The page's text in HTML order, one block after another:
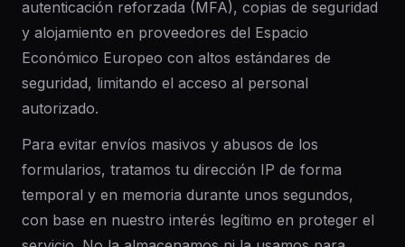
autenticación reforzada (MFA), copias de seguridad
y alojamiento en proveedores del Espacio
Económico Europeo con altos estándares de
seguridad, limitando el acceso al personal
autorizado.
Para evitar envíos masivos y abusos de los
formularios, tratamos tu dirección IP de forma
temporal y en memoria durante unos segundos,
con base en nuestro interés legítimo en proteger el